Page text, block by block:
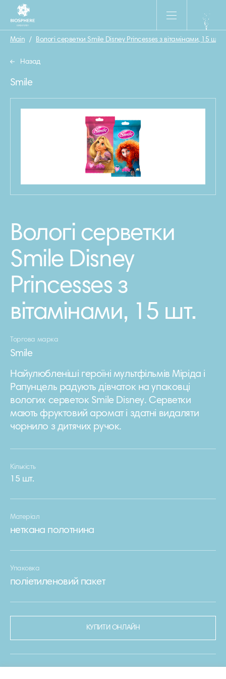
Main / Вологі серветки Smile Disney Princesses з вітамінами, 15 шт.
Назад
Smile
Вологі серветки
Smile Disney
Princesses з
вітамінами, 15 шт.
Торгова марка
Smile
Найулюбленіші героїні мультфільмів Міріда і
Рапунцель радують дівчаток на упаковці
вологих серветок Smile Disney. Серветки
мають фруктовий аромат і здатні видаляти
чорнило з дитячих ручок.
Кількість
15 шт.
Матеріал
неткана полотнина
Упаковка
поліетиленовий пакет
КУПИТИ ОНЛАЙН